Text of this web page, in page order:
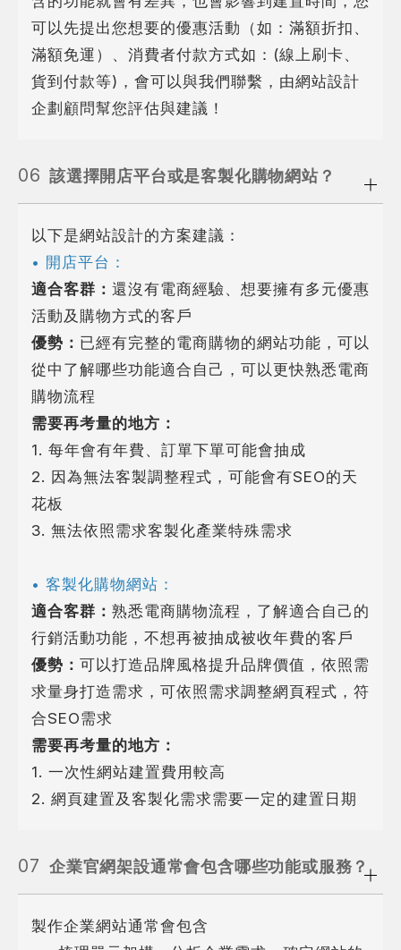
可以先提出您想要的優惠活動（如：滿額折扣、
滿額免運）、消費者付款方式如：(線上刷卡、
貨到付款等)，會可以與我們聯繫，由網站設計
企劃顧問幫您評估與建議！
06 該選擇開店平台或是客製化購物網站？
以下是網站設計的方案建議：
• 開店平台：
適合客群： 還沒有電商經驗、想要擁有多元優惠
活動及購物方式的客戶
優勢： 已經有完整的電商購物的網站功能，可以
從中了解哪些功能適合自己，可以更快熟悉電商
購物流程
需要再考量的地方：
1. 每年會有年費、訂單下單可能會抽成
2. 因為無法客製調整程式，可能會有SEO的天
花板
3. 無法依照需求客製化產業特殊需求
• 客製化購物網站：
適合客群： 熟悉電商購物流程，了解適合自己的
行銷活動功能，不想再被抽成被收年費的客戶
優勢： 可以打造品牌風格提升品牌價值，依照需
求量身打造需求，可依照需求調整網頁程式，符
合SEO需求
需要再考量的地方：
1. 一次性網站建置費用較高
2. 網頁建置及客製化需求需要一定的建置日期
07 企業官網架設通常會包含哪些功能或服務？
製作企業網站通常會包含